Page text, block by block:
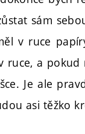
sám
v ruce
ruce, a
Je ale
asi těžko